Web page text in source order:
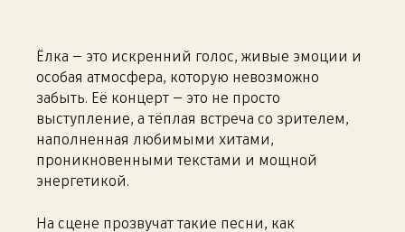
Ёлка — это искренний голос, живые эмоции и
особая атмосфера, которую невозможно
забыть. Её концерт — это не просто
выступление, а тёплая встреча со зрителем,
наполненная любимыми хитами,
проникновенными текстами и мощной
энергетикой.
На сцене прозвучат такие песни, как